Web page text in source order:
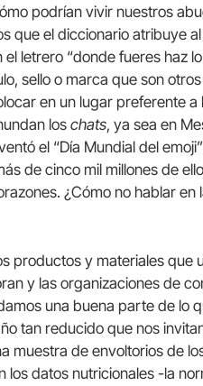
podrían vivir nuestros
que el diccionario atribuye
letrero “donde fueres haz
sello o marca que son
en un lugar preferente a
los chats, ya sea en
el “Día Mundial del
de cinco mil millones de
¿Cómo no hablar en
productos y materiales que
y las organizaciones de
una buena parte de lo
tan reducido que nos
muestra de envoltorios de
los datos nutricionales -la